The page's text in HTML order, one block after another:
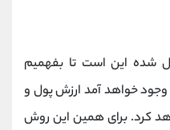
شده این است تا بفهمیم
خواهد آمد ارزش پول و
کرد. برای همین این روش